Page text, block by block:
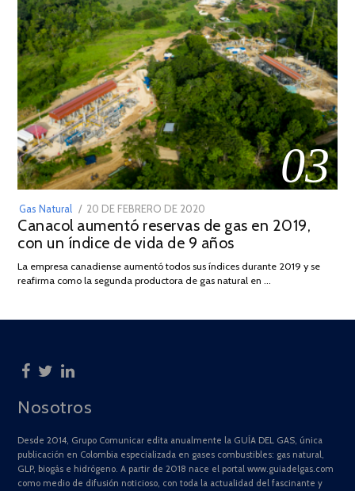
03
Gas Natural
POSTED
ON
20 DE FEBRERO DE 2020
DE
JULIO
2025
Canacol aumentó reservas de gas en 2019,
con un índice de vida de 9 años
La empresa canadiense aumentó todos sus índices durante 2019 y se
reafirma como la segunda productora de gas natural en …
Nosotros
Desde 2014, Grupo Comunicar edita anualmente la GUÍA DEL GAS, única
publicación en Colombia especializada en gases combustibles: gas natural,
GLP, biogás e hidrógeno. A partir de 2018 nace el portal www.guiadelgas.com
como medio de difusión noticioso, con toda la actualidad del fascinante y